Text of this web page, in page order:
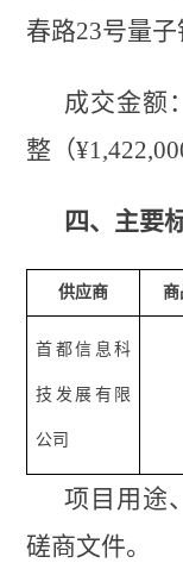
春路23号量
成交金额
整（¥1,422,
四、主要
供应商 商
首都信息科
技发展有限
公司
项目用途
磋商文件。